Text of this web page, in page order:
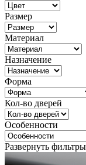
Размер
Материал
Назначение
Форма
Кол-во дверей
Особенности
Развернуть фильтры